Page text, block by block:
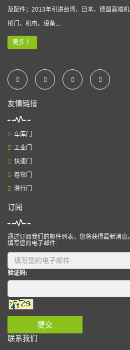
及配件；2013年引进台湾、日本、德国高端
捲门、机电、设备...
更多 》
友情链接
车库门
工业门
快速门
卷帘门
滑行门
订阅
通过订阅我们的邮件列表，您将获得最新消息。
填写您的电子邮件:
验证码:
提交
联系我们